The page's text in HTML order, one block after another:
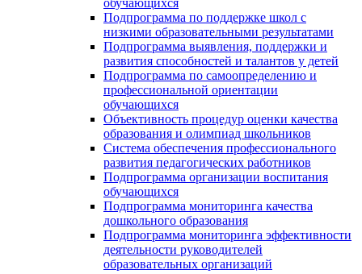
обучающихся
Подпрограмма по поддержке школ с
низкими образовательными результатами
Подпрограмма выявления, поддержки и
развития способностей и талантов у детей
Подпрограмма по самоопределению и
профессиональной ориентации
обучающихся
Объективность процедур оценки качества
образования и олимпиад школьников
Система обеспечения профессионального
развития педагогических работников
Подпрограмма организации воспитания
обучающихся
Подпрограмма мониторинга качества
дошкольного образования
Подпрограмма мониторинга эффективности
деятельности руководителей
образовательных организаций